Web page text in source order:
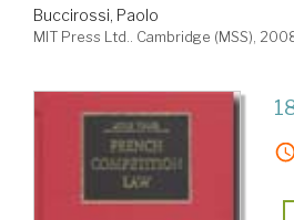
Buccirossi, Paolo
MIT Press Ltd.. Cambridge (MSS),